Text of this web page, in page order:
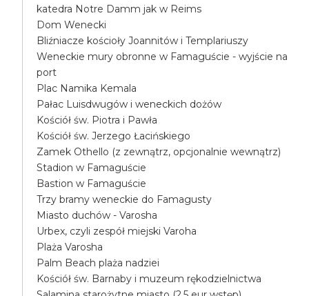
katedra Notre Damm jak w Reims
Dom Wenecki
Bliźniacze kościoły Joannitów i Templariuszy
Weneckie mury obronne w Famaguście - wyjście na
port
Plac Namika Kemala
Pałac Luisdwugów i weneckich dożów
Kościół św. Piotra i Pawła
Kościół św. Jerzego Łacińskiego
Zamek Othello (z zewnątrz, opcjonalnie wewnątrz)
Stadion w Famaguście
Bastion w Famaguście
Trzy bramy weneckie do Famagusty
Miasto duchów - Varosha
Urbex, czyli zespół miejski Varoha
Plaża Varosha
Palm Beach plaża nadziei
Kościół św. Barnaby i muzeum rękodzielnictwa